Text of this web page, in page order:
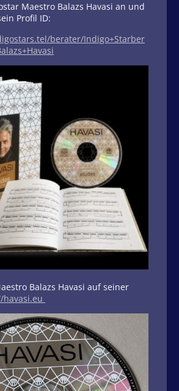
Maestro Balazs Havasi an und
Profil ID:
berater/Indigo+Starber
Balazs Havasi auf seiner